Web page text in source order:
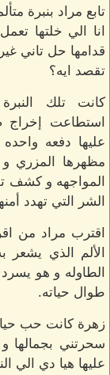
تابع مراد بنبرة
انا الي خلتها
قدامها حل تاني
تقصد ايه؟
كانت تلك النبرة
استطاعت إخراج
عليها دفعه
مظهرها المزري
المواجهه و كشف
الشر التي تهدد
اقترب مراد من
الألم الذي
الطاوله و هو
طوال حياته.
زهرة كانت حب
سحرتني بجمالها و
عليها هيا دي الي